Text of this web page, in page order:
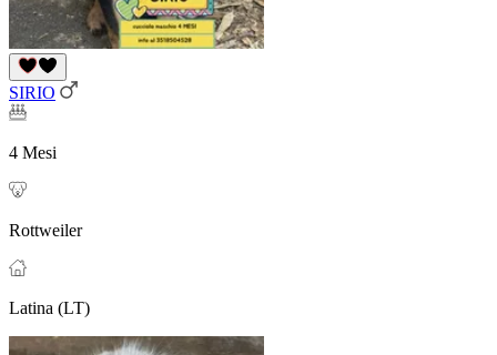
SIRIO
4 Mesi
Rottweiler
Latina (LT)